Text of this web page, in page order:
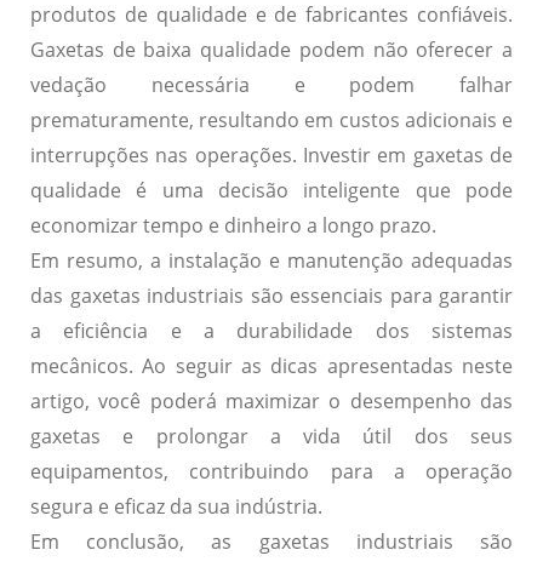
produtos de qualidade e de fabricantes confiáveis.
Gaxetas de baixa qualidade podem não oferecer a
vedação necessária e podem falhar
prematuramente, resultando em custos adicionais e
interrupções nas operações. Investir em gaxetas de
qualidade é uma decisão inteligente que pode
economizar tempo e dinheiro a longo prazo.
Em resumo, a instalação e manutenção adequadas
das gaxetas industriais são essenciais para garantir
a eficiência e a durabilidade dos sistemas
mecânicos. Ao seguir as dicas apresentadas neste
artigo, você poderá maximizar o desempenho das
gaxetas e prolongar a vida útil dos seus
equipamentos, contribuindo para a operação
segura e eficaz da sua indústria.
Em conclusão, as gaxetas industriais são